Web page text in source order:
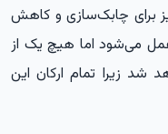
برای چابک‌سازی و کاهش
می‌شود اما هیچ یک از
شد زیرا تمام ارکان این